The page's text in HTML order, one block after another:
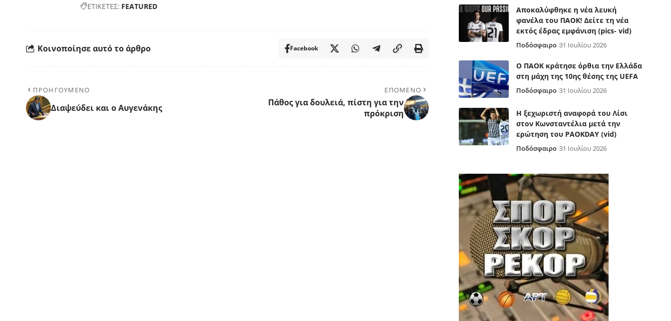
ΕΤΙΚΕΤΕΣ: FEATURED
Κοινοποίησε αυτό το άρθρο Facebook
ΠΡΟΗΓΟΥΜΕΝΟ
Διαψεύδει και ο Αυγενάκης
ΕΠΟΜΕΝΟ
Πάθος για δουλειά, πίστη για την
πρόκριση
Αποκαλύφθηκε η νέα λευκή
φανέλα του ΠΑΟΚ! Δείτε τη νέα
εκτός έδρας εμφάνιση (pics- vid)
Ποδόσφαιρο 31 Ιουλίου 2026
Ο ΠΑΟΚ κράτησε όρθια την Ελλάδα
στη μάχη της 10ης θέσης της UEFA
Ποδόσφαιρο 31 Ιουλίου 2026
Η ξεχωριστή αναφορά του Λίσι
στον Κωνσταντέλια μετά την
ερώτηση του PAOKDAY (vid)
Ποδόσφαιρο 31 Ιουλίου 2026